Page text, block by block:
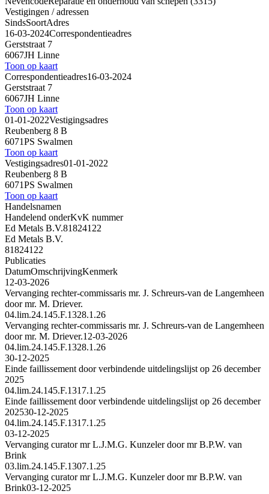
Vestigingen / adressen
SindsSoortAdres
16-03-2024Correspondentieadres
Gerststraat 7
6067JH Linne
Toon op kaart
Correspondentieadres16-03-2024
Gerststraat 7
6067JH Linne
Toon op kaart
01-01-2022Vestigingsadres
Reubenberg 8 B
6071PS Swalmen
Toon op kaart
Vestigingsadres01-01-2022
Reubenberg 8 B
6071PS Swalmen
Toon op kaart
Handelsnamen
Handelend onderKvK nummer
Ed Metals B.V.81824122
Ed Metals B.V.
81824122
Publicaties
DatumOmschrijvingKenmerk
12-03-2026
Vervanging rechter-commissaris mr. J. Schreurs-van de Langemheen
door mr. M. Driever.
04.lim.24.145.F.1328.1.26
Vervanging rechter-commissaris mr. J. Schreurs-van de Langemheen
door mr. M. Driever.12-03-2026
04.lim.24.145.F.1328.1.26
30-12-2025
Einde faillissement door verbindende uitdelingslijst op 26 december
2025
04.lim.24.145.F.1317.1.25
Einde faillissement door verbindende uitdelingslijst op 26 december
202530-12-2025
04.lim.24.145.F.1317.1.25
03-12-2025
Vervanging curator mr L.J.M.G. Kunzeler door mr B.P.W. van
Brink
03.lim.24.145.F.1307.1.25
Vervanging curator mr L.J.M.G. Kunzeler door mr B.P.W. van
Brink03-12-2025